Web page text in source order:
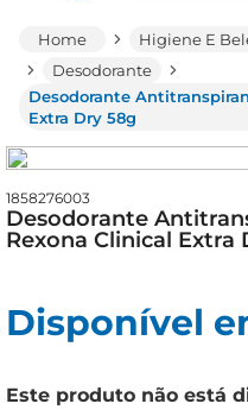
Higiene E
Desodorante
Desodorante
Extra Dry 58g
1858276003
Desodorante
Rexona Clinical Extra
Disponível
Este produto não está
leite
biscoito
iogurte
papel higiênico